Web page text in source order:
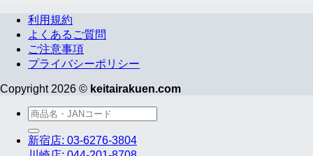
利用規約
よくあるご質問
ご注意事項
プライバシーポリシー
Copyright 2026 © keitairakuen.com
検
索
対
新宿店: 03-6276-3804